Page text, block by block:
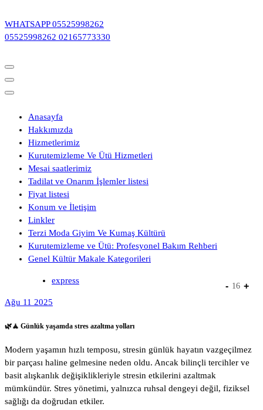
geç
WHATSAPP 05525998262
05525998262 02165773330
Anasayfa
Hakkımızda
Hizmetlerimiz
Kurutemizleme Ve Ütü Hizmetleri
Mesai saatlerimiz
Tadilat ve Onarım İşlemler listesi
Fiyat listesi
Konum ve İletişim
Linkler
Terzi Moda Giyim Ve Kumaş Kültürü
Kurutemizleme ve Ütü: Profesyonel Bakım Rehberi
Genel Kültür Makale Kategorileri
express
Ağu 11 2025
🌿🧘 Günlük yaşamda stres azaltma yolları
Modern yaşamın hızlı temposu, stresin günlük hayatın vazgeçilmez
bir parçası haline gelmesine neden oldu. Ancak bilinçli tercihler ve
basit alışkanlık değişiklikleriyle stresin etkilerini azaltmak
mümkündür. Stres yönetimi, yalnızca ruhsal dengeyi değil, fiziksel
sağlığı da doğrudan etkiler.
- 16 +